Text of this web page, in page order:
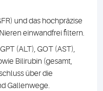
und das hochpräzise
einwandfrei filtern.
(ALT), GOT (AST),
Bilirubin (gesamt,
über die
Gallenwege.